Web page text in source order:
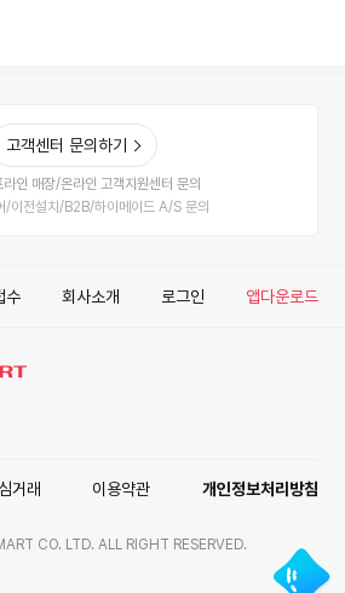
고객센터 문의하기
라인 매장/온라인 고객지원센터 문의
/이전설치/B2B/하이메이드 A/S 문의
수 회사소개 로그인 앱다운로드
거래 이용약관 개인정보처리방침
CO. LTD. ALL RIGHT RESERVED.